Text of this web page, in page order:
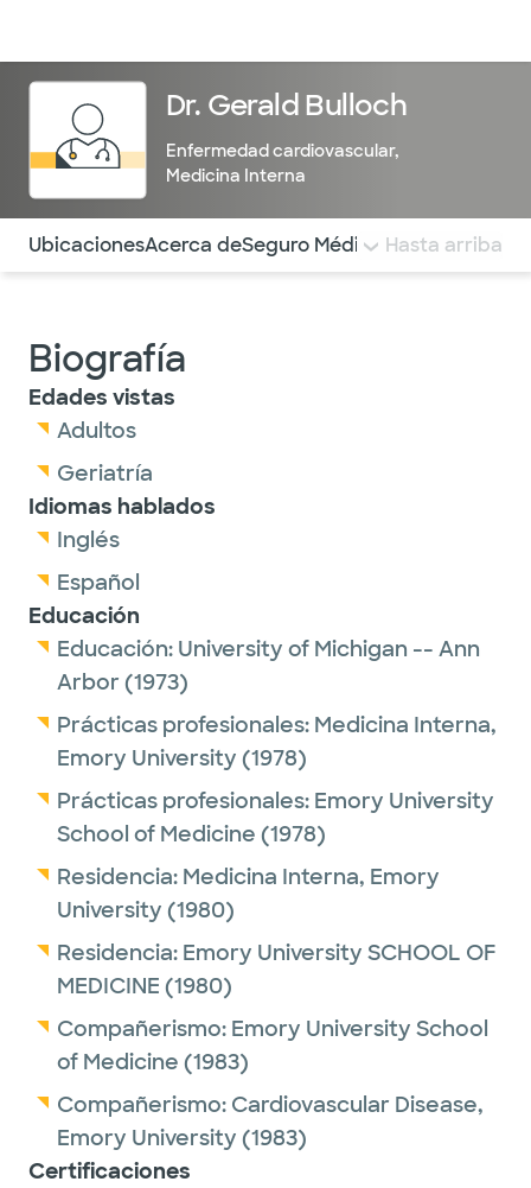
Dr. Gerald Bulloch
Enfermedad cardiovascular,
Medicina Interna
Utilice esta navegación para saltar rápidamente a
UbicacionesAcerca deSeguro Médico COMENTARIOS
Hasta arriba
Biografía
Edades vistas
Adultos
Geriatría
Idiomas hablados
Inglés
Español
Educación
Educación: University of Michigan -- Ann
Arbor (1973)
Prácticas profesionales: Medicina Interna,
Emory University (1978)
Prácticas profesionales: Emory University
School of Medicine (1978)
Residencia: Medicina Interna, Emory
University (1980)
Residencia: Emory University SCHOOL OF
MEDICINE (1980)
Compañerismo: Emory University School
of Medicine (1983)
Compañerismo: Cardiovascular Disease,
Emory University (1983)
Certificaciones